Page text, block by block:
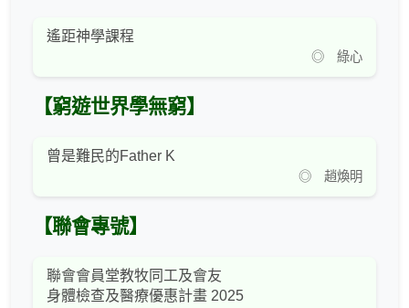
遙距神學課程
◎ 綠心
【窮遊世界學無窮】
曾是難民的Father K
◎ 趙煥明
【聯會專號】
聯會會員堂教牧同工及會友
身體檢查及醫療優惠計畫 2025